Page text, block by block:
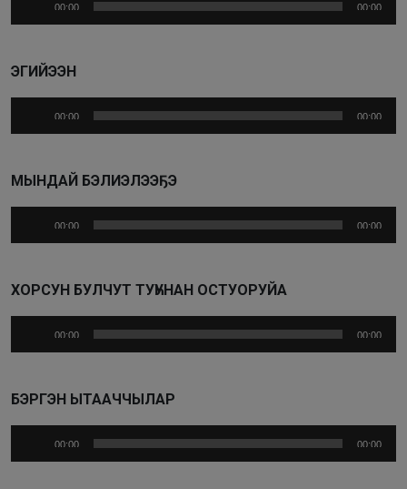
00:00 00:00
ЭГИЙЭЭН
00:00 00:00
МЫНДАЙ БЭЛИЭЛЭЭҔЭ
00:00 00:00
ХОРСУН БУЛЧУТ ТУҺУНАН ОСТУОРУЙА
00:00 00:00
БЭРГЭН ЫТААЧЧЫЛАР
00:00 00:00